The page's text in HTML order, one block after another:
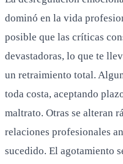
dominó en la vida
posible que las críticas
devastadoras, lo que te
un retraimiento total.
toda costa, aceptando
maltrato. Otras se alteran
relaciones profesionales
sucedido. El agotamiento